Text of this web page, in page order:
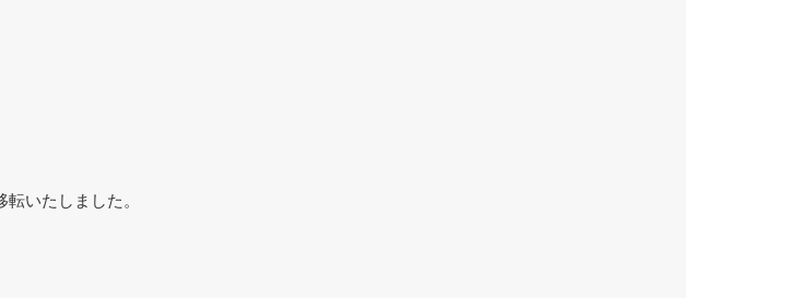
いたしました。